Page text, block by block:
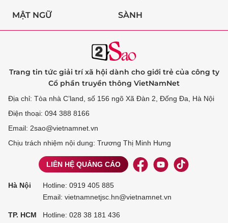
MẬT NGỮ SÀNH
Trang tin tức giải trí xã hội dành cho giới trẻ của công ty
Cổ phần truyền thông VietNamNet
Địa chỉ: Tòa nhà C’land, số 156 ngõ Xã Đàn 2, Đống Đa, Hà Nội
Điện thoại: 094 388 8166
Email: 2sao@vietnamnet.vn
Chịu trách nhiệm nội dung: Trương Thị Minh Hưng
LIÊN HỆ QUẢNG CÁO
Hà Nội Hotline: 0919 405 885
Email: vietnamnetjsc.hn@vietnamnet.vn
TP. HCM Hotline: 028 38 181 436